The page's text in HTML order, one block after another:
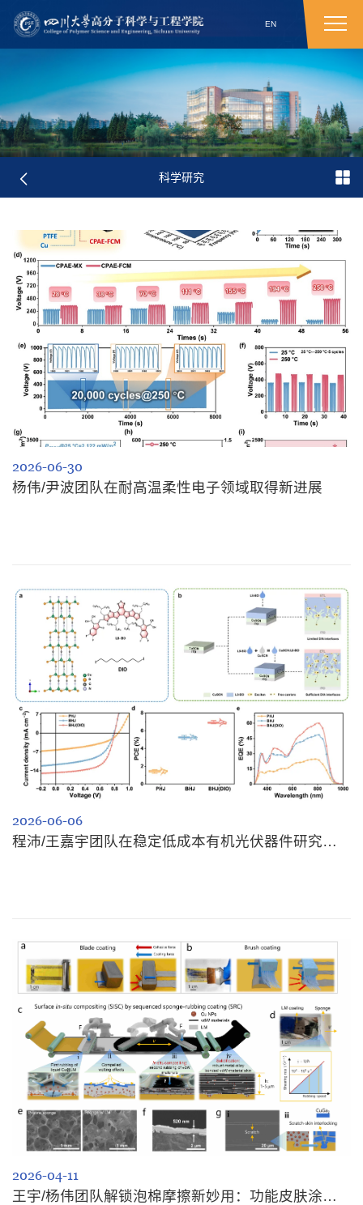
EN
科学研究
2026-06-30
杨伟/尹波团队在耐高温柔性电子领域取得新进展
2026-06-06
程沛/王嘉宇团队在稳定低成本有机光伏器件研究方面取得新进展
2026-04-11
王宇/杨伟团队解锁泡棉摩擦新妙用：功能皮肤涂层的表面原位复合成型